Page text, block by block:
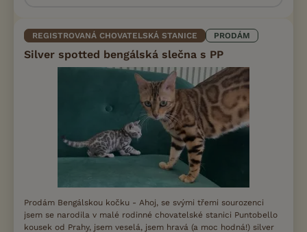
REGISTROVANÁ CHOVATELSKÁ STANICE PRODÁM
Silver spotted bengálská slečna s PP
Prodám Bengálskou kočku - Ahoj, se svými třemi sourozenci
jsem se narodila v malé rodinné chovatelské stanici Puntobello
kousek od Prahy, jsem veselá, jsem hravá (a moc hodná!) silver